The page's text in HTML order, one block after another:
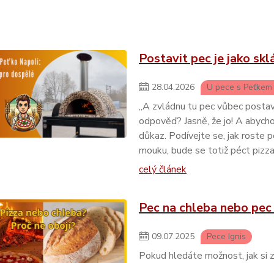
Postavit pec je jako
28.04.2026 U pece s
„A zvládnu tu pec vůbec
odpověď? Jasně, že jo! A
důkaz. Podívejte se, jak roste
mouku, bude se totiž péct
celý článek
Pec na chleba nebo
09.07.2025 Pece Ignis
Pokud hledáte možnost, jak si